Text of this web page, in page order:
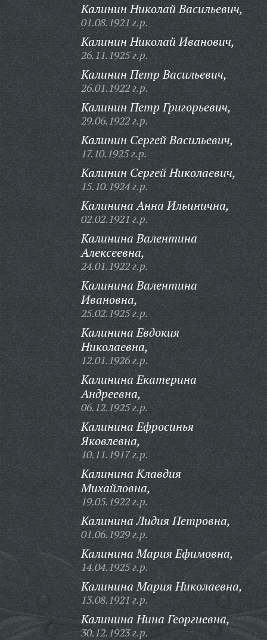
Калинин Николай Васильевич,
01.08.1921 г.р.
Калинин Николай Иванович,
26.11.1925 г.р.
Калинин Петр Васильевич,
26.01.1922 г.р.
Калинин Петр Григорьевич,
29.06.1922 г.р.
Калинин Сергей Васильевич,
17.10.1925 г.р.
Калинин Сергей Николаевич,
15.10.1924 г.р.
Калинина Анна Ильинична,
02.02.1921 г.р.
Калинина Валентина
Алексеевна,
24.01.1922 г.р.
Калинина Валентина
Ивановна,
25.02.1925 г.р.
Калинина Евдокия
Николаевна,
12.01.1926 г.р.
Калинина Екатерина
Андреевна,
06.12.1925 г.р.
Калинина Ефросинья
Яковлевна,
10.11.1917 г.р.
Калинина Клавдия
Михайловна,
19.05.1922 г.р.
Калинина Лидия Петровна,
01.06.1929 г.р.
Калинина Мария Ефимовна,
14.04.1925 г.р.
Калинина Мария Николаевна,
13.08.1921 г.р.
Калинина Нина Георгиевна,
30.12.1923 г.р.